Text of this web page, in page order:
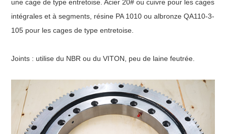
une cage de type entretoise. Acier 20# ou cuivre pour les cages
intégrales et à segments, résine PA 1010 ou albronze QA110-3-
105 pour les cages de type entretoise.
Joints : utilise du NBR ou du VITON, peu de laine feutrée.